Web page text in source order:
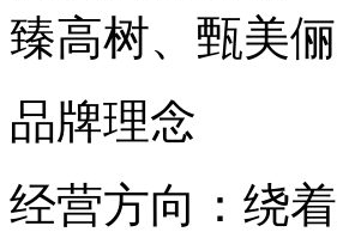
臻高树、甄美
品牌理念
经营方向：绕